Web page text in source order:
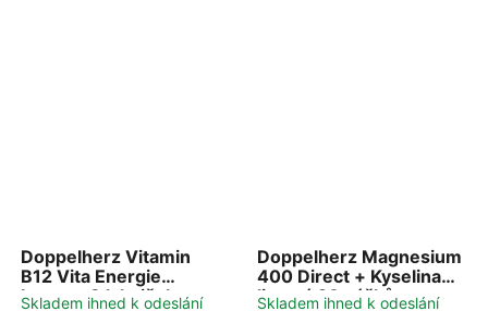
Doppelherz Vitamin
B12 Vita Energie
Intense 8 lahviček
Skladem ihned k odeslání
Doppelherz Magnesium
400 Direct + Kyselina
listová 20 sáčků
Skladem ihned k odeslání